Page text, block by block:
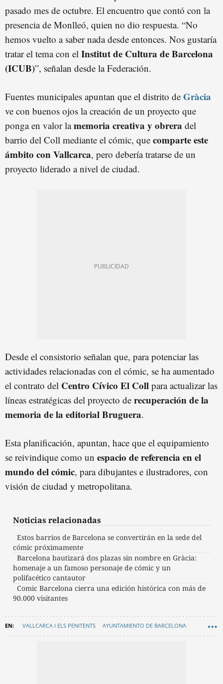
pasado mes de octubre. El encuentro que contó con la
presencia de Monlleó, quien no dio respuesta. “No
hemos vuelto a saber nada desde entonces. Nos gustaría
tratar el tema con el Institut de Cultura de Barcelona
(ICUB)”, señalan desde la Federación.
Fuentes municipales apuntan que el distrito de Gràcia
ve con buenos ojos la creación de un proyecto que
ponga en valor lamemoria creativa y obrera del
barrio del Coll mediante el cómic, que comparte este
ámbito con Vallcarca, pero debería tratarse de un
proyecto liderado a nivel de ciudad.
Desde el consistorio señalan que, para potenciar las
actividades relacionadas con el cómic, se ha aumentado
el contrato del Centro Cívico El Coll para actualizar las
líneas estratégicas del proyecto de recuperación de la
memoria de la editorial Bruguera.
Esta planificación, apuntan, hace que el equipamiento
se reivindique como un espacio de referencia en el
mundo del cómic, para dibujantes e ilustradores, con
visión de ciudad y metropolitana.
Noticias relacionadas
Estos barrios de Barcelona se convertirán en la sede del
cómic próximamente
Barcelona bautizará dos plazas sin nombre en Gràcia:
homenaje a un famoso personaje de cómic y un
polifacético cantautor
Comic Barcelona cierra una edición histórica con más de
90.000 visitantes
VALLCARCA I ELS PENITENTS AYUNTAMIENTO DE BARCELONA